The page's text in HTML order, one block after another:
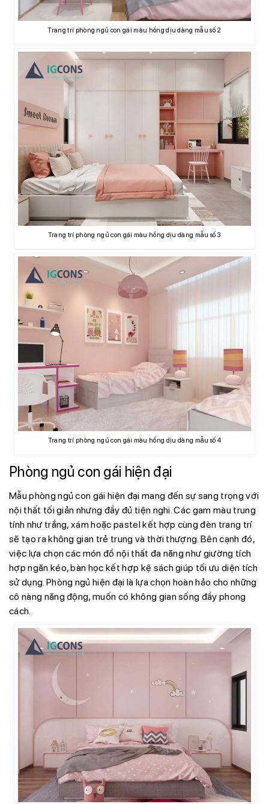
Trang trí phòng ngủ con gái màu hồng dịu dàng mẫu số 2
Trang trí phòng ngủ con gái màu hồng dịu dàng mẫu số 3
Trang trí phòng ngủ con gái màu hồng dịu dàng mẫu số 4
Phòng ngủ con gái hiện đại
Mẫu phòng ngủ con gái hiện đại mang đến sự sang trọng với
nội thất tối giản nhưng đầy đủ tiện nghi. Các gam màu trung
tính như trắng, xám hoặc pastel kết hợp cùng đèn trang trí
sẽ tạo ra không gian trẻ trung và thời thượng. Bên cạnh đó,
việc lựa chọn các món đồ nội thất đa năng như giường tích
hợp ngăn kéo, bàn học kết hợp kệ sách giúp tối ưu diện tích
sử dụng. Phòng ngủ hiện đại là lựa chọn hoàn hảo cho những
cô nàng năng động, muốn có không gian sống đầy phong
cách.